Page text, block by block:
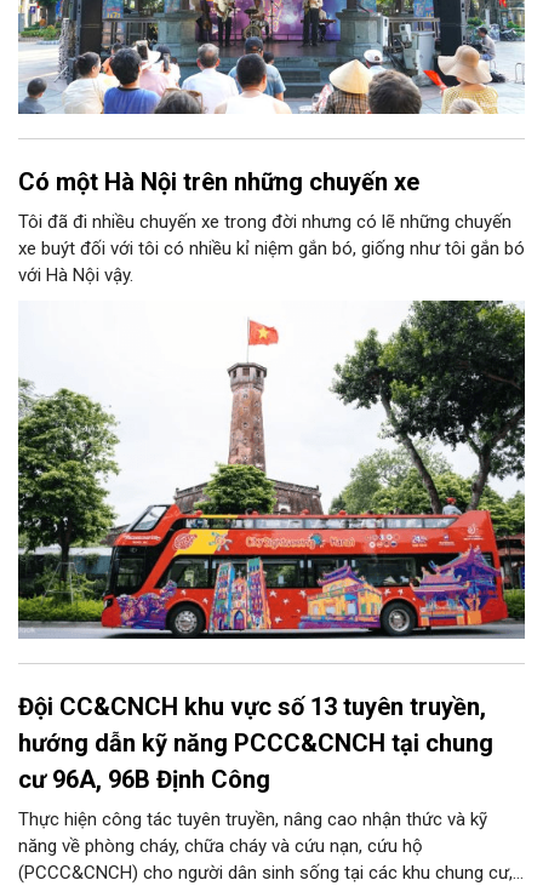
Có một Hà Nội trên những chuyến xe
Tôi đã đi nhiều chuyến xe trong đời nhưng có lẽ những chuyến
xe buýt đối với tôi có nhiều kỉ niệm gắn bó, giống như tôi gắn bó
với Hà Nội vậy.
Đội CC&CNCH khu vực số 13 tuyên truyền,
hướng dẫn kỹ năng PCCC&CNCH tại chung
cư 96A, 96B Định Công
Thực hiện công tác tuyên truyền, nâng cao nhận thức và kỹ
năng về phòng cháy, chữa cháy và cứu nạn, cứu hộ
(PCCC&CNCH) cho người dân sinh sống tại các khu chung cư,